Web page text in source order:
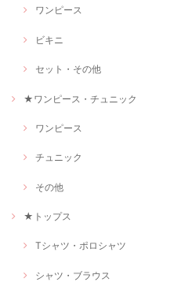
ワンピース
ビキニ
セット・その他
★ワンピース・チュニック
ワンピース
チュニック
その他
★トップス
Tシャツ・ポロシャツ
シャツ・ブラウス